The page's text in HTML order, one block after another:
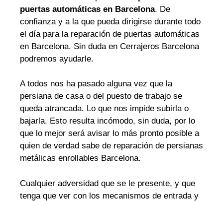
puertas automáticas en Barcelona. De
confianza y a la que pueda dirigirse durante todo
el día para la reparación de puertas automáticas
en Barcelona. Sin duda en Cerrajeros Barcelona
podremos ayudarle.
A todos nos ha pasado alguna vez que la
persiana de casa o del puesto de trabajo se
queda atrancada. Lo que nos impide subirla o
bajarla. Esto resulta incómodo, sin duda, por lo
que lo mejor será avisar lo más pronto posible a
quien de verdad sabe de reparación de persianas
metálicas enrollables Barcelona.
Cualquier adversidad que se le presente, y que
tenga que ver con los mecanismos de entrada y